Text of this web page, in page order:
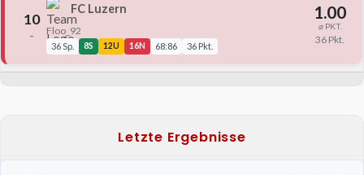
10
–
FC Luzern
Floo_92
36 Sp. 8S 12U 16N 68:86 36 Pkt.
1.00
⌀ PKT.
36 Pkt.
Letzte Ergebnisse